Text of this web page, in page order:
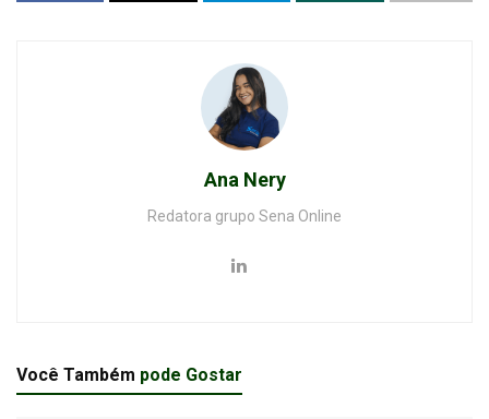
Ana Nery
Redatora grupo Sena Online
Você Também pode Gostar